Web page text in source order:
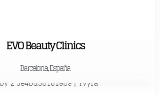
EVO Beauty Clinics
Barcelona, España